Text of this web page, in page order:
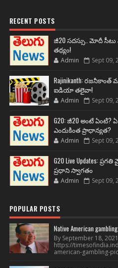
RECENT POSTS
జీ20 సదస్సు.. మోదీ సీటు
తథ్యం!
Admin Sept 09,
Rajinikanth:
ఐడియా తలైవా!
Admin Sept 09,
G20: జీ20 అంటే ఏంటి?
ఎందుకింత ప్రాధాన్యత?
Admin Sept 09,
G20 Live Updates:
ప్రధాని స్వాగతం
Admin Sept 09,
POPULAR POSTS
Native American
By September 18,
https://
american-gambling-